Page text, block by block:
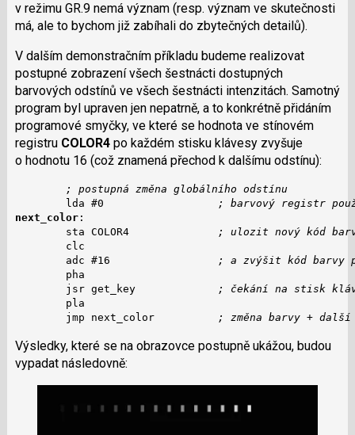
v režimu GR.9 nemá význam (resp. význam ve skutečnosti
má, ale to bychom již zabíhali do zbytečných detailů).
V dalším demonstračním příkladu budeme realizovat
postupné zobrazení všech šestnácti dostupných
barvových odstínů ve všech šestnácti intenzitách. Samotný
program byl upraven jen nepatrně, a to konkrétně přidáním
programové smyčky, ve které se hodnota ve stínovém
registru COLOR4po každém stisku klávesy zvyšuje
o hodnotu 16 (což znamená přechod k dalšímu odstínu):
; postupná změna globálního odstínu
        lda #0
; barvový registr
next_color:
        sta COLOR4
; ulozit nový kód
        clc
        adc #16
; a zvýšit kód
        pha
        jsr get_key
; čekání na stisk
        pla
        jmp next_color
; změna barvy +
Výsledky, které se na obrazovce postupně ukážou, budou
vypadat následovně: